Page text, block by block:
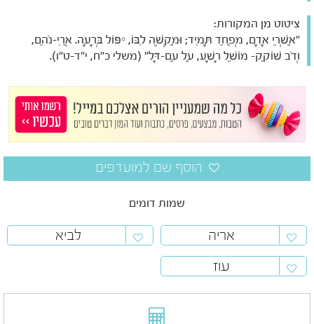
ציטוט מן המקורות:
"אַשְׁרֵי אָדָם, מְפַחֵד תָּמִיד; וּמַקְשֶׁה לִבּוֹ, יִפּוֹל בְּרָעָה. אֲרִי-נֹהֵם,
וְדֹב שׁוֹקֵק- מוֹשֵׁל רָשָׁע, עַל עַם-דָּל" (משלי כ"ח, י"ד-ט"ו).
שמות דומים
אריה
לביא
עוז